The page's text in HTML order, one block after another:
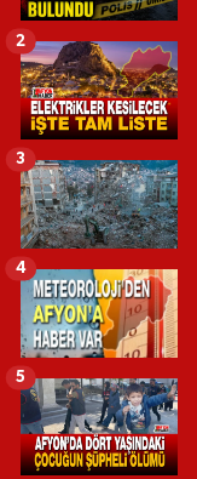
2
3
4
5